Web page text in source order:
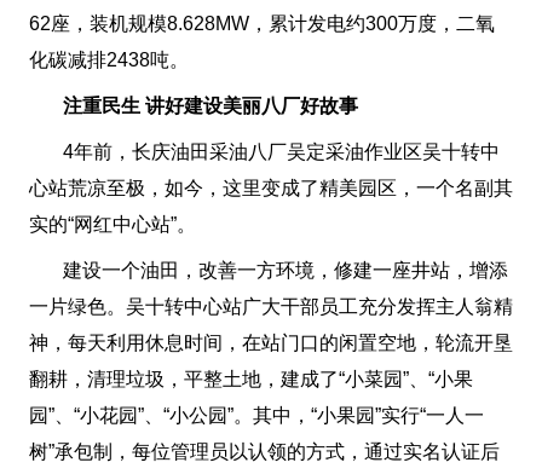
62座，装机规模8.628MW，累计发电约300万度，二氧
化碳减排2438吨。
注重民生 讲好建设美丽八厂好故事
4年前，长庆油田采油八厂吴定采油作业区吴十转中
心站荒凉至极，如今，这里变成了精美园区，一个名副其
实的“网红中心站”。
建设一个油田，改善一方环境，修建一座井站，增添
一片绿色。吴十转中心站广大干部员工充分发挥主人翁精
神，每天利用休息时间，在站门口的闲置空地，轮流开垦
翻耕，清理垃圾，平整土地，建成了“小菜园”、“小果
园”、“小花园”、“小公园”。其中，“小果园”实行“一人一
树”承包制，每位管理员以认领的方式，通过实名认证后